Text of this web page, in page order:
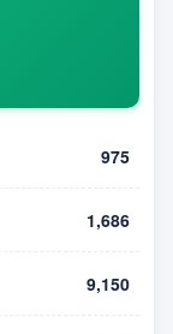
975
1,686
9,150